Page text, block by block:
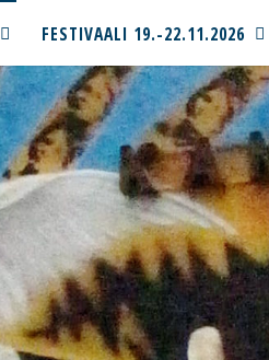
FESTIVAALI 19.-22.11.2026